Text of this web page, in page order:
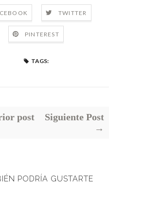
TWITTER
PINTEREST
TAGS:
post
Siguiente Post
→
PODRÍA GUSTARTE